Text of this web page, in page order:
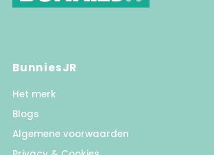
BunniesJR
Het merk
Blogs
Algemene voorwaarden